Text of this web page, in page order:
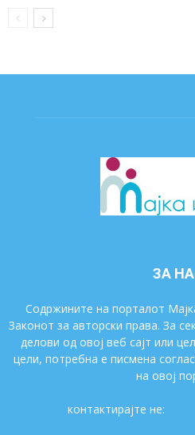
ЗА
Содржините на порталот
Законот за авторски права. За
делови од овој веб сајт или
цели, потребна е писмена
на овој
контактирајте не: